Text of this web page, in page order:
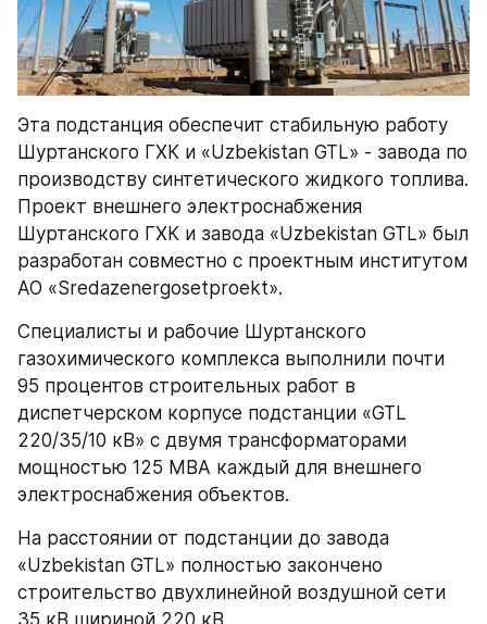
Эта подстанция обеспечит стабильную работу
Шуртанского ГХК и «Uzbekistan GTL» - завода по
производству синтетического жидкого топлива.
Проект внешнего электроснабжения
Шуртанского ГХК и завода «Uzbekistan GTL» был
разработан совместно с проектным институтом
АО «Sredazenergosetproekt».
Специалисты и рабочие Шуртанского
газохимического комплекса выполнили почти
95 процентов строительных работ в
диспетчерском корпусе подстанции «GTL
220/35/10 кВ» с двумя трансформаторами
мощностью 125 МВА каждый для внешнего
электроснабжения объектов.
На расстоянии от подстанции до завода
«Uzbekistan GTL» полностью закончено
строительство двухлинейной воздушной сети